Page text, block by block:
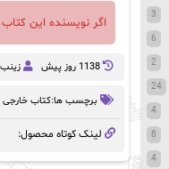
اگر نویسنده این
1138 روز پيش زینب
برچسب ها:کتاب خارجی
لینک کوتاه محصول:
3
6
2
24
4
8
4